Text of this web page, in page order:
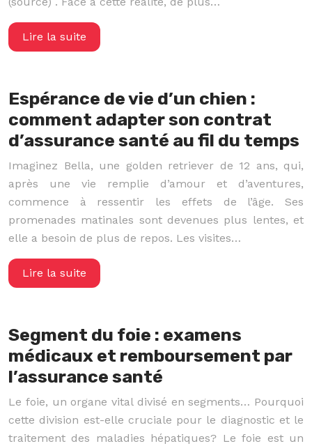
Lire la suite
Espérance de vie d’un chien :
comment adapter son contrat
d’assurance santé au fil du temps
Imaginez Bella, une golden retriever de 12 ans, qui,
après une vie remplie d’amour et d’aventures,
commence à ressentir les effets de l’âge. Ses
promenades matinales sont devenues plus lentes, et
elle a besoin de plus de repos. Les visites…
Lire la suite
Segment du foie : examens
médicaux et remboursement par
l’assurance santé
Le foie, un organe vital divisé en segments… Pourquoi
cette division est-elle cruciale pour le diagnostic et le
traitement des maladies hépatiques? Le foie est un